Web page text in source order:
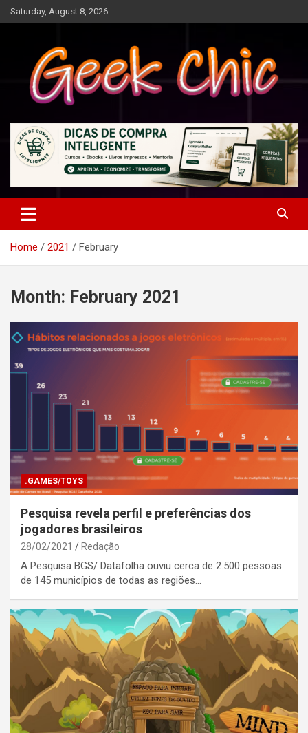
Skip
to
Saturday, August 8, 2026
Geek Chic
Home 2021 February
Month: February 2021
.GAMES/TOYS
Pesquisa revela perfil e preferências dos
jogadores brasileiros
28/02/2021 Redação
A Pesquisa BGS/ Datafolha ouviu cerca de 2.500 pessoas
de 145 municípios de todas as regiões…